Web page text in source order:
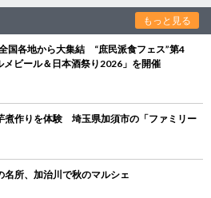
もっと見る
国各地から大集結 “庶民派食フェス”第4
メビール＆日本酒祭り2026」を開催
煮作りを体験 埼玉県加須市の「ファミリー
所、加治川で秋のマルシェ